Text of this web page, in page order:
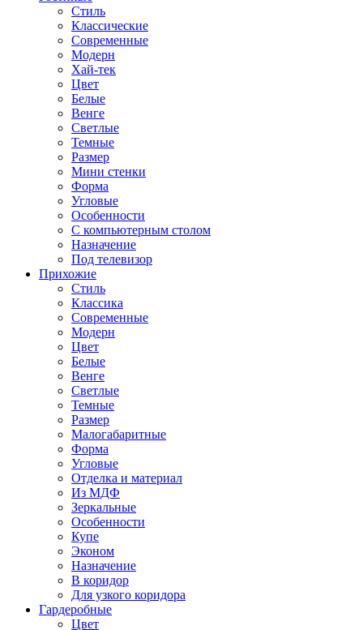
Стиль
Классические
Современные
Модерн
Хай-тек
Цвет
Белые
Венге
Светлые
Темные
Размер
Мини стенки
Форма
Угловые
Особенности
С компьютерным столом
Назначение
Под телевизор
Прихожие
Стиль
Классика
Современные
Модерн
Цвет
Белые
Венге
Светлые
Темные
Размер
Малогабаритные
Форма
Угловые
Отделка и материал
Из МДФ
Зеркальные
Особенности
Купе
Эконом
Назначение
В коридор
Для узкого коридора
Гардеробные
Цвет